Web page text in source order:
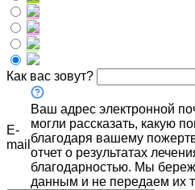
Как вас зовут?
E-
mail
Ваш адрес электронной
могли рассказать, какую
благодаря вашему
отчет о результатах
благодарностью. Мы
данным и не передаем их